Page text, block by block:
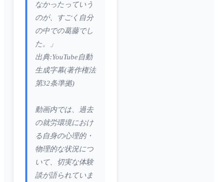
なかったっていう
のが、すごく自分
の中での葛藤でし
た。」
出典:YouTube自動
生成字幕(著作権法
第32条準拠)
動画内では、過去
の就労環境におけ
る自身の心理的・
物理的な状況につ
いて、切実な体験
談が語られていま